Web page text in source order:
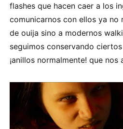
flashes que hacen caer a los
comunicarnos con ellos ya no
de ouija sino a modernos
seguimos conservando
¡anillos normalmente! que nos